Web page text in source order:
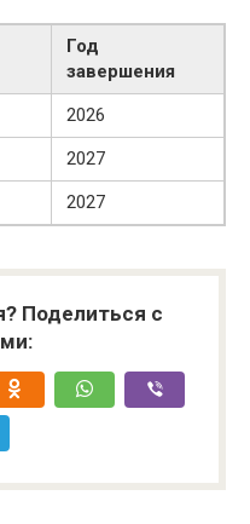
Год
завершения
2026
2027
2027
Поделиться с